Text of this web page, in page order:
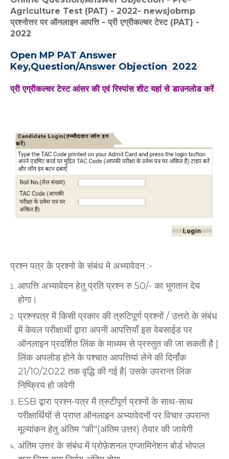
Agriculture Test (PAT) - 2022- newsjobmp
प्रश्नोत्तर पर ऑनलाइन आपत्ति - प्री एग्रीकल्चर टेस्ट (PAT) -
2022
Open MP PAT Answer
Key,Question/Answer Objection 2022
प्री एग्रीकल्चर टेस्ट आंसर की एवं रिस्पांस शीट यहां से डाउनलोड करें
प्रश्‍न पत्र के प्रश्‍नो के संबंध मे अभ्यावेदन :-
आपत्ति अभ्यावेदन हेतु प्रति प्रश्न रु 50/- का भुगतान देय
होगा।
प्रश्‍नपत्र में किसी प्रकार की त्रुटिपूर्ण प्रश्नों / उत्तरो के संबंध
में केवल परीक्षार्थी द्वारा अपनी आपत्तियाँ इस वेबसाईड पर
ऑनलाइन प्रदर्शित लिंक के माध्यम से प्रस्तुत की जा सकती है |
लिंक अपलोड होने के पश्‍चात आपत्तियां लेने की दिनाँक
21/10/2022 तक वृद्धि की गई है| उसके उपरान्त लिंक
निष्क्रिय हो जवेगी
ESB द्वारा प्रश्‍न-पत्र में त्रुटीपूर्ण प्रश्नों के साथ-साथ
परीक्षार्थियों से प्राप्त ऑनलाइन अभ्यावेदनों पर विचार उपरान्त
मूल्यांकन हेतु अंतिम "की"(अंतिम उत्तर) तेयार की जायेगी
अंतिम उत्तर के संबंध में प्रोफ़ेशनल एग्जामिनेशन बोर्ड भोपाल